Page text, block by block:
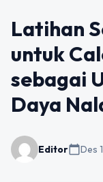
Latihan
untuk
sebagai
Daya
Editorcalendar_todayDes